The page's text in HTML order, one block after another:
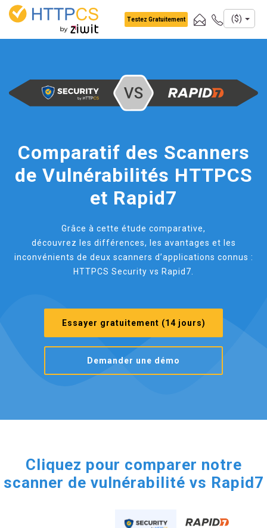
Testez Gratuitement ($)
Comparatif des Scanners
de Vulnérabilités HTTPCS
et Rapid7
Grâce à cette étude comparative,
découvrez les différences, les avantages et les
inconvénients de deux scanners d’applications connus :
HTTPCS Security vs Rapid7.
Essayer gratuitement (14 jours)
Demander une démo
Cliquez pour comparer notre
scanner de vulnérabilité vs Rapid7
Panneau de gestion des cookies